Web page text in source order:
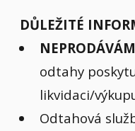
DŮLEŽITÉ
odtahy
likvidaci/
Odtahová